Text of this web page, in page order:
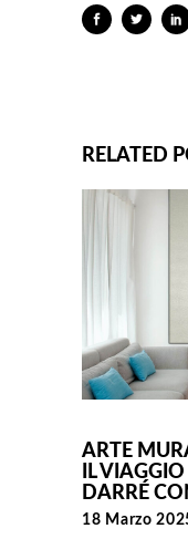
RELATED
ARTE
IL
DARRÉ
18 Marzo